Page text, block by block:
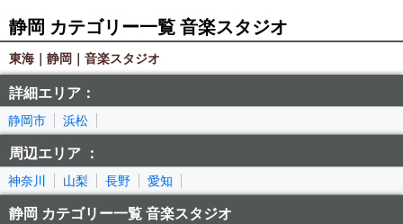
静岡 カテゴリー一覧 音楽スタジオ
東海｜静岡｜音楽スタジオ
詳細エリア：
静岡市 浜松
周辺エリア ：
神奈川 山梨 長野 愛知
静岡 カテゴリー一覧 音楽スタジオ